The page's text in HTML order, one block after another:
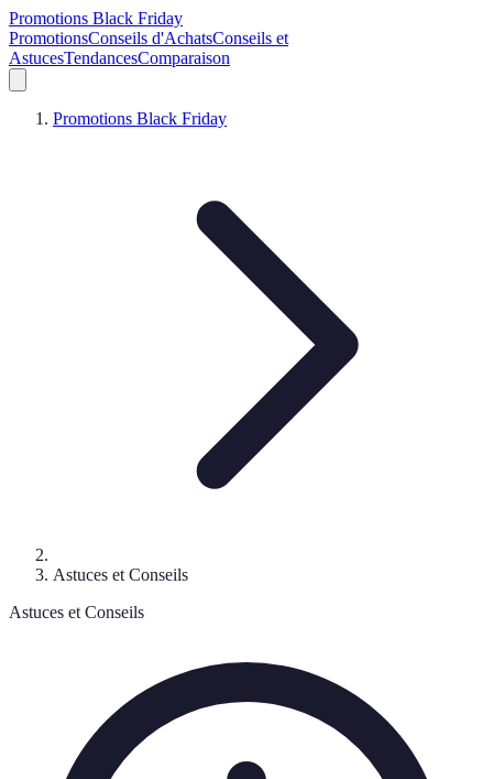
Promotions Black Friday
PromotionsConseils d'AchatsConseils et
AstucesTendancesComparaison
Promotions Black Friday
Astuces et Conseils
Astuces et Conseils